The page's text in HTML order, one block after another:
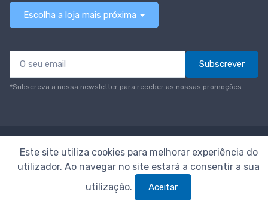
Escolha a loja mais próxima
Subscrever
*Subscreva a nossa newsletter para receber as nossas promoções.
© Todos os direitos reservadosNeomáquina
Este site utiliza cookies para melhorar experiência do
utilizador. Ao navegar no site estará a consentir a sua
utilização.
Aceitar